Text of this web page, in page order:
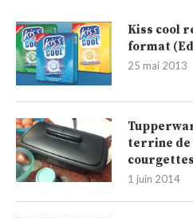
Kiss cool
format
25 mai 2013
terrine de
courgettes
1 juin 2014